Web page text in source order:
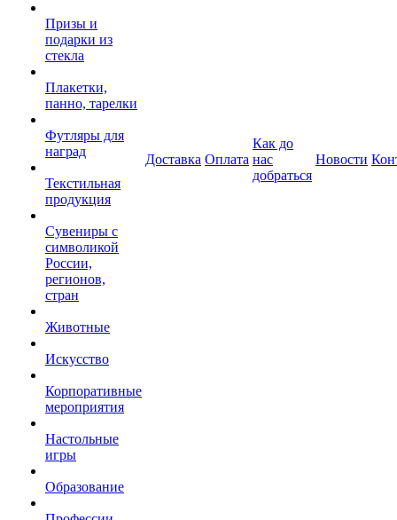
Призы и
подарки из
стекла
Плакетки,
панно, тарелки
Футляры для
наград
Текстильная
продукция
Сувениры с
символикой
России,
регионов,
стран
Животные
Искусство
Корпоративные
мероприятия
Настольные
игры
Образование
Доставка Оплата
Как до
нас
добраться
Новости